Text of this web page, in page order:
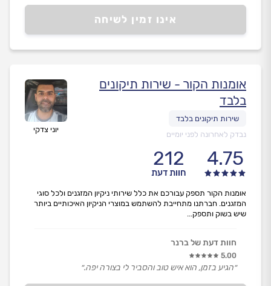
אינו זמין לשיחה
יוני צדקי
אומנות הקור - שירות תיקונים
בלבד
נבדק לאחרונה לפני יומיים
4.75
212
חוות דעת
אומנות הקור תספק עבורכם את כלל שירותי ניקיון המזגנים ולכל סוגי
המזגנים. חברתנו מתחייבת להשתמש במוצרי הניקיון האיכותיים ביותר
שיש בשוק ותספק...
חוות דעת של ברנר
5.00
״הגיע בזמן, הוא איש טוב והסביר לי בצורה יפה.״